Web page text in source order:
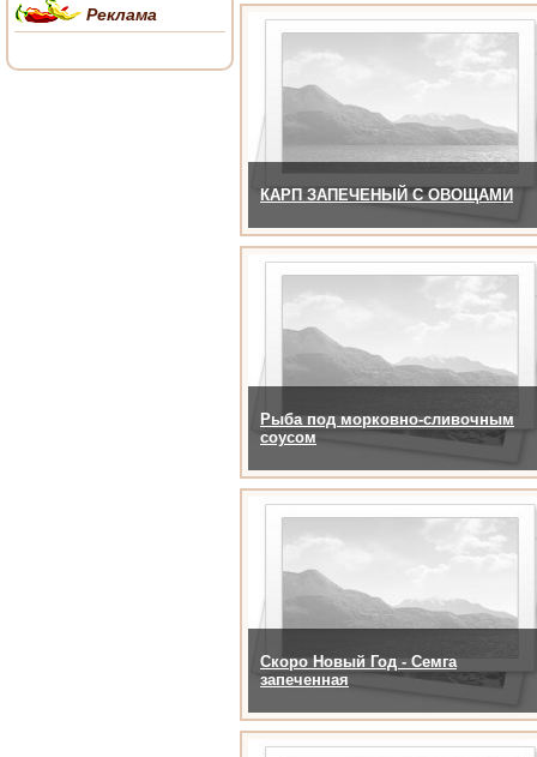
КАРП ЗАПЕЧЕНЫЙ С ОВОЩАМИ
Рыба под морковно-сливочным
соусом
Скоро Новый Год - Семга
запеченная
Реклама